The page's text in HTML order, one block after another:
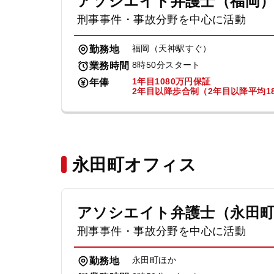
刑事事件・事故分野を中心に活動
勤務地 福岡（天神駅すぐ）
業務時間 8時50分スタート
年俸
1年目1080万円保証
2年目以降歩合制（2年目以降平均
永田町オフィス
アソシエイト弁護士（永田町
刑事事件・事故分野を中心に活動
勤務地 永田町ほか